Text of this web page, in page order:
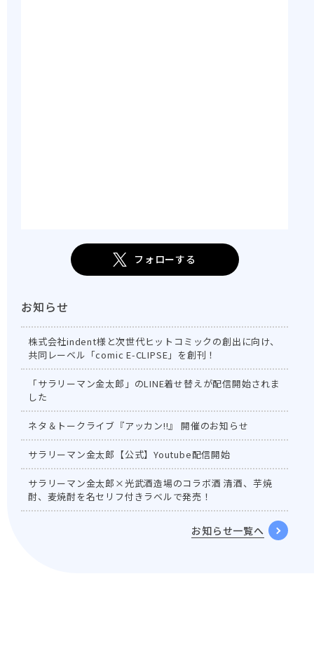
フォローする
お知らせ
株式会社indent様と次世代ヒットコミックの創出に向け、
共同レーベル「comic E-CLIPSE」を創刊！
「サラリーマン金太郎」のLINE着せ替えが配信開始されま
した
ネタ＆トークライブ『アッカン!!』 開催のお知らせ
サラリーマン金太郎【公式】Youtube配信開始
サラリーマン金太郎×光武酒造場のコラボ酒 清酒、芋焼
酎、麦焼酎を名セリフ付きラベルで発売！
お知らせ一覧へ